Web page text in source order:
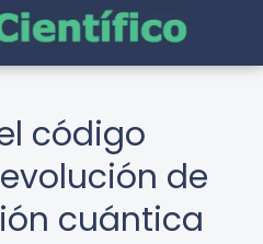
código
de
cuántica